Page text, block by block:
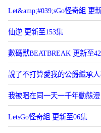
Let&amp;#039;sGo怪奇組 更
仙逆 更新至153集
數碼獸BEATBREAK 更新至
說了不打算愛我的公爵繼承
我被睏在同一天一千年動態
LetsGo怪奇組 更新至06集